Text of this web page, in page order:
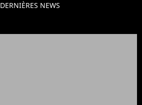
DERNIÈRES NEWS